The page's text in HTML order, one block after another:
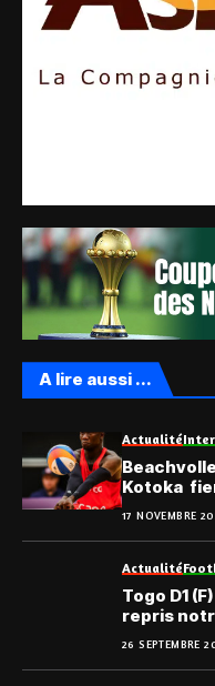
A lire aussi ...
Actualité
Kotoka
17 NOVEMBRE
Actualité
Togo D1
repris
26 SEPTEMBRE